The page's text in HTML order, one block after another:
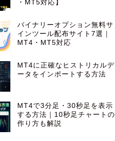
・MT5対応】
バイナリーオプション無料サ
インツール配布サイト7選｜
MT4・MT5対応
MT4に正確なヒストリカルデ
ータをインポートする方法
MT4で3分足・30秒足を表示
する方法｜10秒足チャートの
作り方も解説